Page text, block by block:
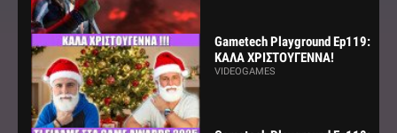
Gametech Playground Ep119:
ΚΑΛΑ ΧΡΙΣΤΟΥΓΕΝΝΑ!
VIDEOGAMES